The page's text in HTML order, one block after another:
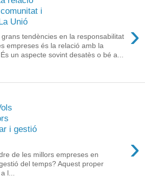
i
Unió
›
grans tendències en la responsabilitat
empreses és la relació amb la
un aspecte sovint desatès o bé a...
i gestió
›
de les millors empreses en
del temps? Aquest proper
l...